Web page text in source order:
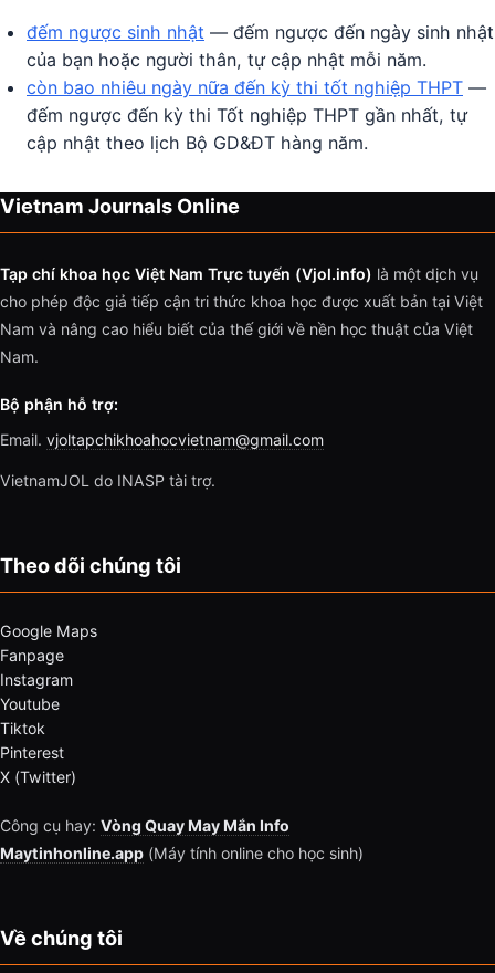
đếm ngược sinh nhật — đếm ngược đến ngày sinh nhật
của bạn hoặc người thân, tự cập nhật mỗi năm.
còn bao nhiêu ngày nữa đến kỳ thi tốt nghiệp THPT —
đếm ngược đến kỳ thi Tốt nghiệp THPT gần nhất, tự
cập nhật theo lịch Bộ GD&ĐT hàng năm.
Vietnam Journals Online
Tạp chí khoa học Việt Nam Trực tuyến (Vjol.info) là một dịch vụ
cho phép độc giả tiếp cận tri thức khoa học được xuất bản tại Việt
Nam và nâng cao hiểu biết của thế giới về nền học thuật của Việt
Nam.
Bộ phận hỗ trợ:
Email. vjoltapchikhoahocvietnam@gmail.com
VietnamJOL do INASP tài trợ.
Theo dõi chúng tôi
Google Maps
Fanpage
Instagram
Youtube
Tiktok
Pinterest
X (Twitter)
Công cụ hay: Vòng Quay May Mắn Info
Maytinhonline.app (Máy tính online cho học sinh)
Về chúng tôi